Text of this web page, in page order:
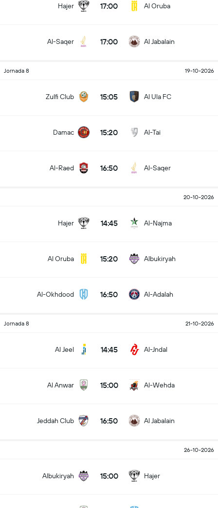
Hajer 17:00 Al Oruba
Al-Saqer 17:00 Al Jabalain
Jornada 8 19-10-2026
Zulfi Club 15:05 Al Ula FC
Damac 15:20 Al-Tai
Al-Raed 16:50 Al-Saqer
20-10-2026
Hajer 14:45 Al-Najma
Al Oruba 15:20 Albukiryah
Al-Okhdood 16:50 Al-Adalah
Jornada 8 21-10-2026
Al Jeel 14:45 Al-Jndal
Al Anwar 15:00 Al-Wehda
Jeddah Club 16:50 Al Jabalain
26-10-2026
Albukiryah 15:00 Hajer